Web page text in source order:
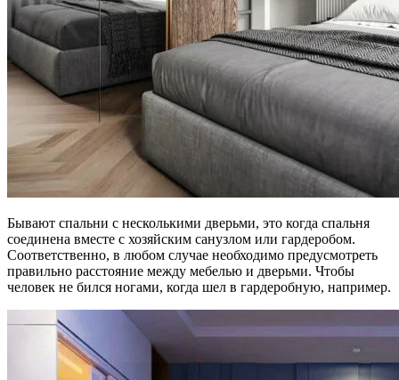
Бывают спальни с несколькими дверьми, это когда спальня
соединена вместе с хозяйским санузлом или гардеробом.
Соответственно, в любом случае необходимо предусмотреть
правильно расстояние между мебелью и дверьми. Чтобы
человек не бился ногами, когда шел в гардеробную, например.